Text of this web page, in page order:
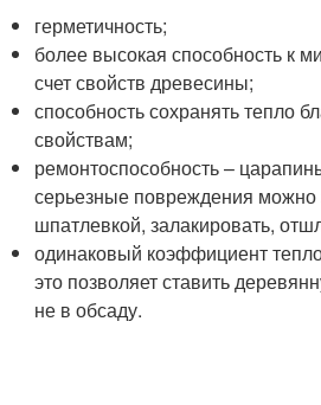
герметичность;
более высокая способность к
счет свойств древесины;
способность сохранять тепло
свойствам;
ремонтоспособность –
серьезные повреждения можно
шпатлевкой, залакировать,
одинаковый коэффициент
это позволяет ставить
не в обсаду.